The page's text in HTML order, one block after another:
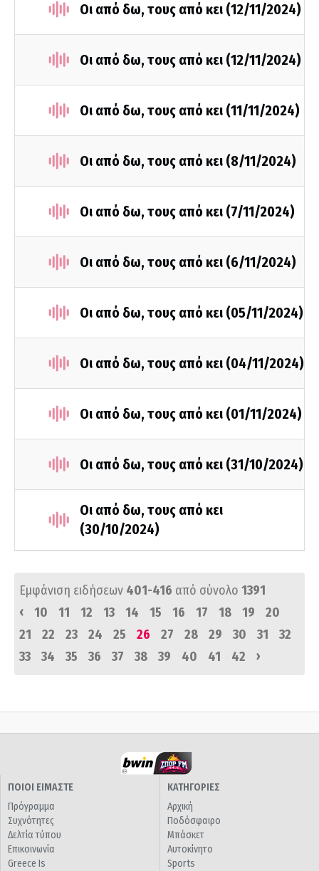
Οι από δω, τους από κει (12/11/2024)
Οι από δω, τους από κει (12/11/2024)
Οι από δω, τους από κει (11/11/2024)
Οι από δω, τους από κει (8/11/2024)
Οι από δω, τους από κει (7/11/2024)
Οι από δω, τους από κει (6/11/2024)
Οι από δω, τους από κει (05/11/2024)
Οι από δω, τους από κει (04/11/2024)
Οι από δω, τους από κει (01/11/2024)
Οι από δω, τους από κει (31/10/2024)
Οι από δω, τους από κει
(30/10/2024)
Εμφάνιση ειδήσεων 401-416 από σύνολο 1391
‹
10 11 12 13 14 15 16 17 18 19
20
21
22 23 24 25 26 27 28 29 30 31
32
33
34 35 36 37 38 39 40 41 42 ›
ΠΟΙΟΙ ΕΙΜΑΣΤΕ
Πρόγραμμα
Συχνότητες
Δελτία τύπου
Επικοινωνία
Greece Is
ΚΑΤΗΓΟΡΙΕΣ
Αρχική
Ποδόσφαιρο
Μπάσκετ
Αυτοκίνητο
Sports